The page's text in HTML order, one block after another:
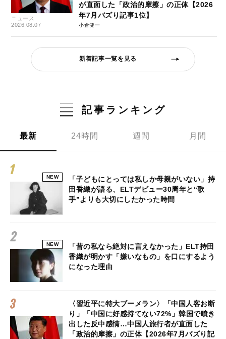
ニュース
2026.08.07
が直面した「政治的摩擦」の正体【2026
年7月バズり記事1位】
小倉健一
新着記事一覧を見る
記事ランキング
最新 24時間 週間 月間
NEW
「子どもにとっては私しか母親がいない」持
田香織が語る、ELTデビュー30周年と“歌
手”よりも大切にしたかった時間
NEW
「昔の私なら絶対に言えなかった」ELT持田
香織が明かす「嫌いなもの」を口にするよう
になった理由
〈習近平に特大ブーメラン〉「中国人客お断
り」「中国に好感持てない72%」韓国で噴き
出した反中感情…中国人旅行者が直面した
「政治的摩擦」の正体【2026年7月バズり記